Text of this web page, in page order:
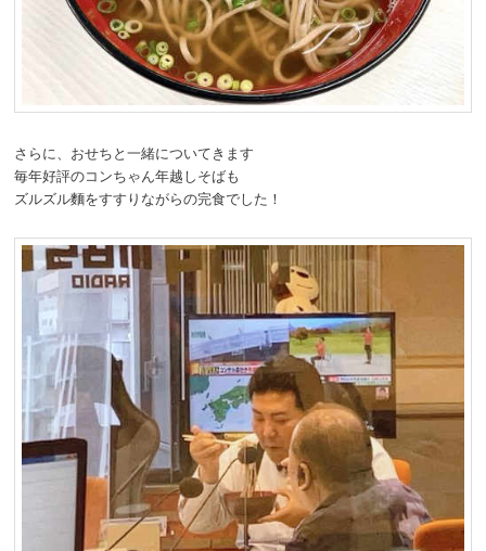
さらに、おせちと一緒についてきます
毎年好評のコンちゃん年越しそばも
ズルズル麵をすすりながらの完食でした！